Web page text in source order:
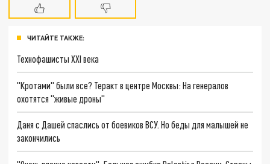
ЧИТАЙТЕ ТАКЖЕ:
Технофашисты XXI века
"Кротами" были все? Теракт в центре Москвы: На генералов
охотятся "живые дроны"
Даня с Дашей спаслись от боевиков ВСУ. Но беды для малышей не
закончились